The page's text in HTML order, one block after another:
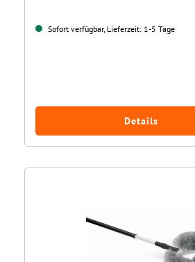
Sofort verfügbar, Lieferzeit: 1-5 Tage
Details